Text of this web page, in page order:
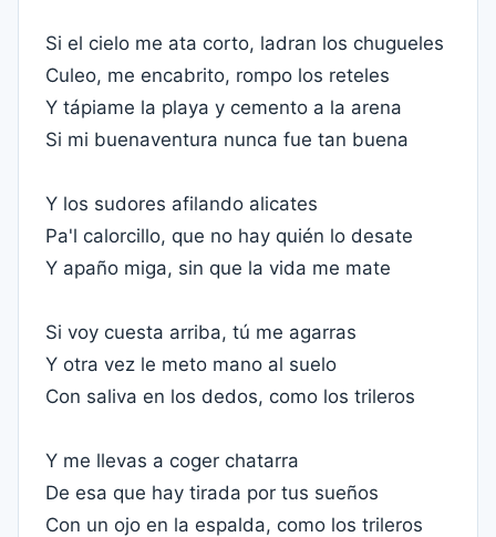
Si el cielo me ata corto, ladran los chugueles
Culeo, me encabrito, rompo los reteles
Y tápiame la playa y cemento a la arena
Si mi buenaventura nunca fue tan buena
Y los sudores afilando alicates
Pa'l calorcillo, que no hay quién lo desate
Y apaño miga, sin que la vida me mate
Si voy cuesta arriba, tú me agarras
Y otra vez le meto mano al suelo
Con saliva en los dedos, como los trileros
Y me llevas a coger chatarra
De esa que hay tirada por tus sueños
Con un ojo en la espalda, como los trileros